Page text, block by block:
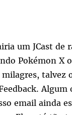
um JCast de
Pokémon X
milagres, talvez
Algum
email ainda